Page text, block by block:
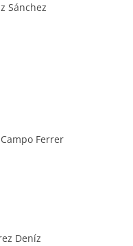
Sánchez
Ferrer
Deníz